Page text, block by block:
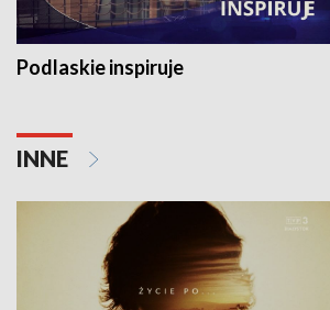
Podlaskie inspiruje
INNE